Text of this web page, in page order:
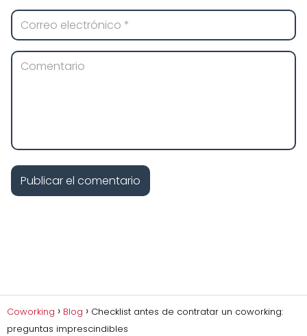
Coworking Blog
Checklist antes de contratar un coworking:
preguntas imprescindibles